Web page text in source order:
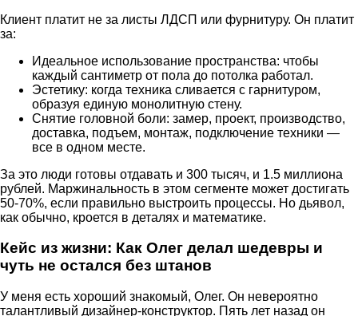
Клиент платит не за листы ЛДСП или фурнитуру. Он платит
за:
Идеальное использование пространства: чтобы
каждый сантиметр от пола до потолка работал.
Эстетику: когда техника сливается с гарнитуром,
образуя единую монолитную стену.
Снятие головной боли: замер, проект, производство,
доставка, подъем, монтаж, подключение техники —
все в одном месте.
За это люди готовы отдавать и 300 тысяч, и 1.5 миллиона
рублей. Маржинальность в этом сегменте может достигать
50-70%, если правильно выстроить процессы. Но дьявол,
как обычно, кроется в деталях и математике.
Кейс из жизни: Как Олег делал шедевры и
чуть не остался без штанов
У меня есть хороший знакомый, Олег. Он невероятно
талантливый дизайнер-конструктор. Пять лет назад он